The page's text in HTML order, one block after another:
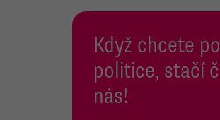
Když chcete
politice, stačí
nás!